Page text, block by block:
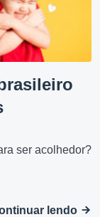
ser acolhedor?
lendo